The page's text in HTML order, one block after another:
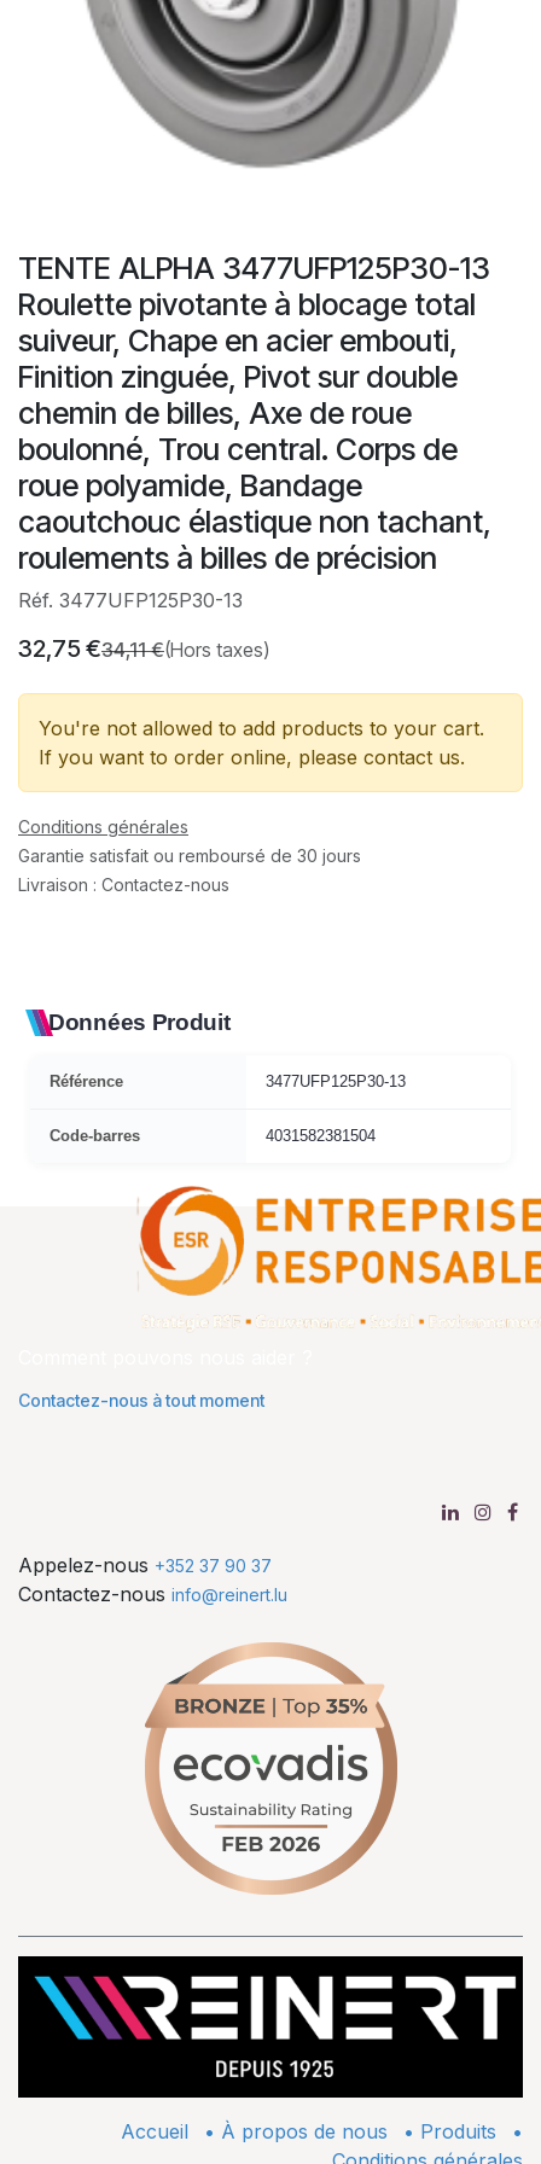
TENTE ALPHA 3477UFP125P30-13
Roulette pivotante à blocage total
suiveur, Chape en acier embouti,
Finition zinguée, Pivot sur double
chemin de billes, Axe de roue
boulonné, Trou central. Corps de
roue polyamide, Bandage
caoutchouc élastique non tachant,
roulements à billes de précision
Réf. 3477UFP125P30-13
32,75 €34,11€(Hors taxes)
You're not allowed to add products to your cart.
If you want to order online, please contact us.
Conditions générales
Garantie satisfait ou remboursé de 30 jours
Livraison : Contactez-nous
Données Produit
Référence 3477UFP125P30-13
Code-barres 4031582381504
Contactez-nous à tout moment
Appelez-nous +352 37 90 37
Contactez-nous info@reinert.lu
Accueil • À propos de nous • ​Produits
•